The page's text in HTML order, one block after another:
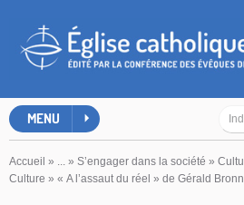
MENU
Accueil » ... » S’engager dans la société »
Culture » « A l’assaut du réel » de Gérald